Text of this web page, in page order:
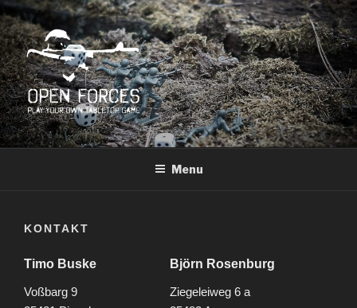
Skip
to
content
OPEN FORCES
Play Your Own Tabletop Game
Menu
KONTAKT
Timo Buske
Voßbarg 9
Björn Rosenburg
Ziegeleiweg 6 a